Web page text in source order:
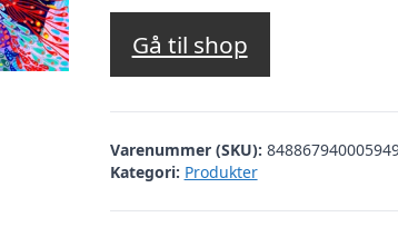
Gå til shop
Varenummer (SKU):
Kategori: Produkter